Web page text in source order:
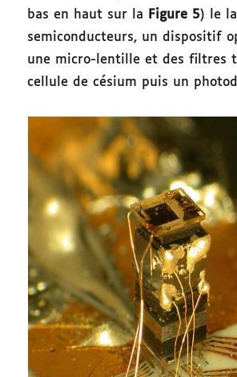
bas en haut sur la
Figure 5) le
semiconducteurs, un dispositif
une micro-lentille et des filtres
cellule de césium puis un